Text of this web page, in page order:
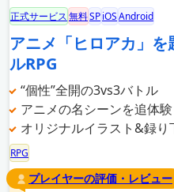
正式サービス無料SPiOSAndroid
アニメ「ヒロアカ」
ルRPG
“個性”全開の3vs3バトル
アニメの名シーンを追体験
オリジナルイラスト&録り
RPG
プレイヤーの評価・レビュー